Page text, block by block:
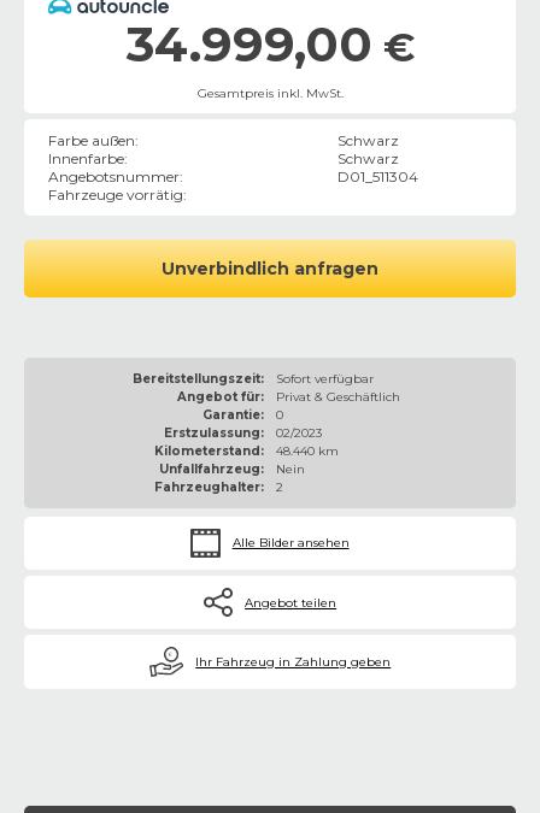
34.999,00 €
Gesamtpreis inkl. MwSt.
Farbe außen:
Schwarz
Innenfarbe:
Schwarz
Angebotsnummer:
D01_511304
Fahrzeuge vorrätig:
Unverbindlich anfragen
Bereitstellungszeit:
Sofort verfügbar
Angebot für:
Privat & Geschäftlich
Garantie:
0
Erstzulassung:
02/2023
Kilometerstand:
48.440 km
Unfallfahrzeug:
Nein
Fahrzeughalter:
2
Alle Bilder ansehen
Angebot teilen
€ Ihr Fahrzeug in Zahlung geben